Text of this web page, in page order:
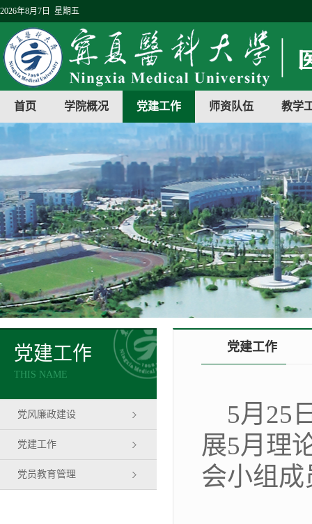
2026年8月7日 星期五
首页 学院概况 党建工作 师资队伍 教学
党建工作
THIS NAME
党风廉政建设
党建工作
党员教育管理
党建工作
5月25
展5月理
会小组